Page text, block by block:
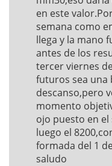
en este
semana como
llega y la mano
antes de los
tercer viernes
futuros sea una
descanso,pero
momento
ojo puesto en
luego el
formada del 1
saludo